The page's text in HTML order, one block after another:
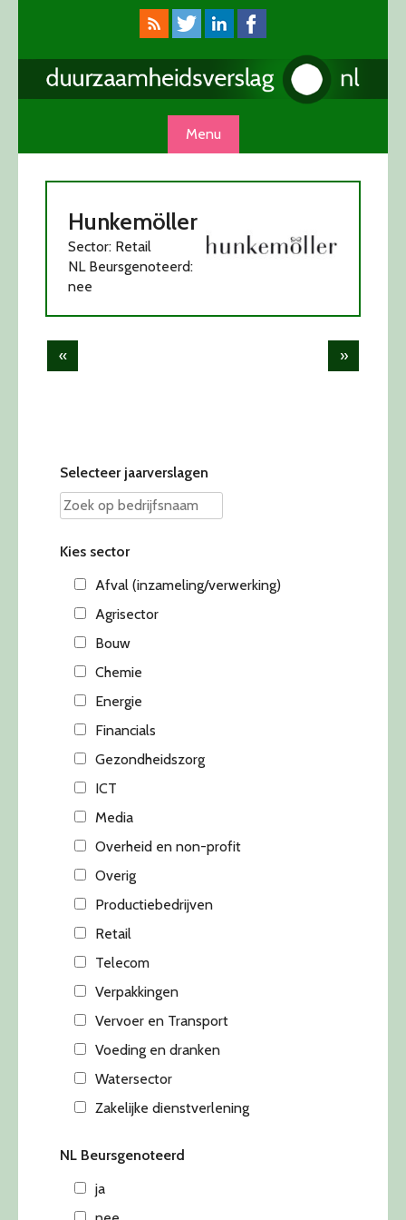
Menu
Hunkemöller
Sector: Retail
NL Beursgenoteerd:
nee
Post
« »
Selecteer jaarverslagen
Kies sector
Afval (inzameling/verwerking)
Agrisector
Bouw
Chemie
Energie
Financials
Gezondheidszorg
ICT
Media
Overheid en non-profit
Overig
Productiebedrijven
Retail
Telecom
Verpakkingen
Vervoer en Transport
Voeding en dranken
Watersector
Zakelijke dienstverlening
NL Beursgenoteerd
ja